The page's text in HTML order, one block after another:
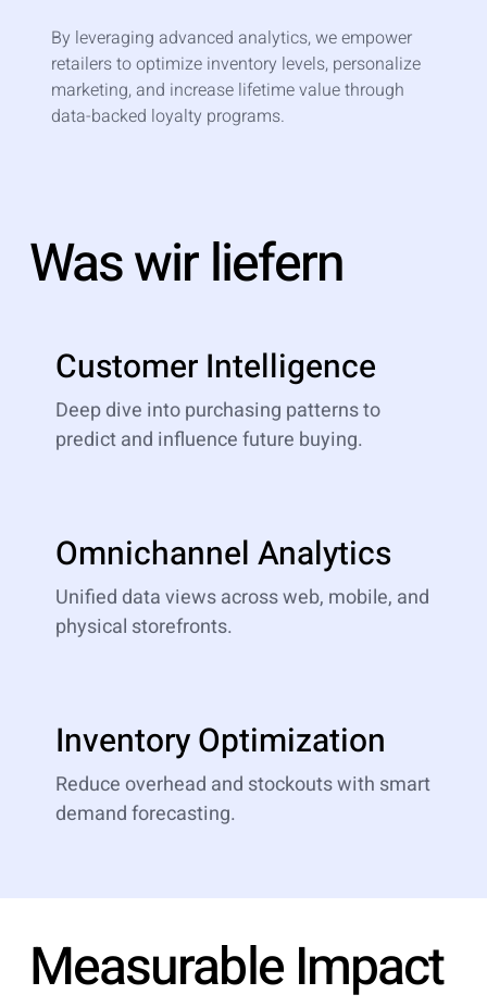
By leveraging advanced analytics, we empower
retailers to optimize inventory levels, personalize
marketing, and increase lifetime value through
data-backed loyalty programs.
Was wir liefern
Customer Intelligence
Deep dive into purchasing patterns to
predict and influence future buying.
Omnichannel Analytics
Unified data views across web, mobile, and
physical storefronts.
Inventory Optimization
Reduce overhead and stockouts with smart
demand forecasting.
Measurable Impact